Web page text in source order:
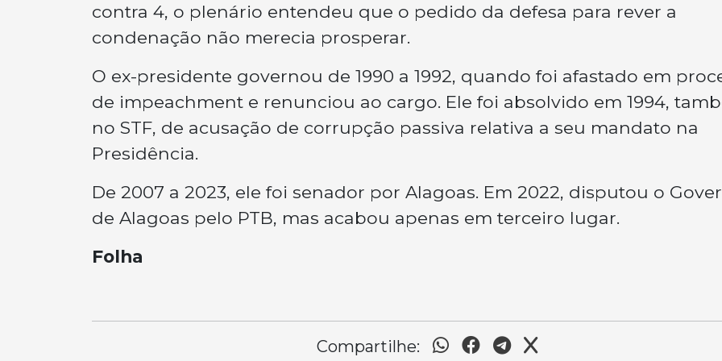
contra 4, o plenário entendeu que o pedido da defesa para rever a
condenação não merecia prosperar.
O ex-presidente governou de 1990 a 1992, quando foi afastado em
de impeachment e renunciou ao cargo. Ele foi absolvido em 1994,
no STF, de acusação de corrupção passiva relativa a seu mandato na
Presidência.
De 2007 a 2023, ele foi senador por Alagoas. Em 2022, disputou o
de Alagoas pelo PTB, mas acabou apenas em terceiro lugar.
Folha
Compartilhe: